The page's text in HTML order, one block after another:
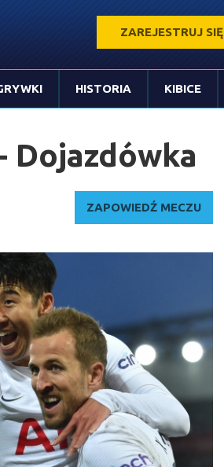
ZAREJESTRUJ SIĘ
HISTORIA KIBICE
Dojazdówka
ZAPOWIEDŹ MECZU